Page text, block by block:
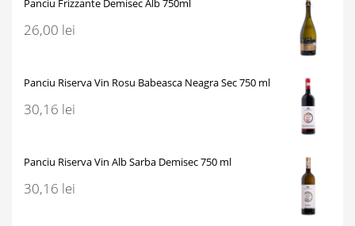
Panciu Frizzante Demisec Alb 750ml
26,00 lei
Panciu Riserva Vin Rosu Babeasca Neagra Sec 750 ml
30,16 lei
Panciu Riserva Vin Alb Sarba Demisec 750 ml
30,16 lei